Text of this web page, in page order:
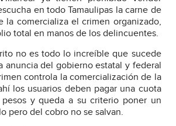
en todo Tamaulipas la carne de
la comercializa el crimen organizado,
total en manos de los delincuentes.
no es todo lo increíble que sucede
anuncia del gobierno estatal y federal
controla la comercialización de la
los usuarios deben pagar una cuota
y queda a su criterio poner un
pero del cobro no se salvan.